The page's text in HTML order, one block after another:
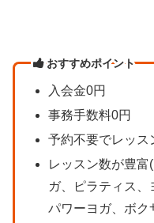
おすすめポイント
入会金0円
事務手数料0円
予約不要でレッス
レッスン数が豊富
ガ、ピラティス、
パワーヨガ、ボク